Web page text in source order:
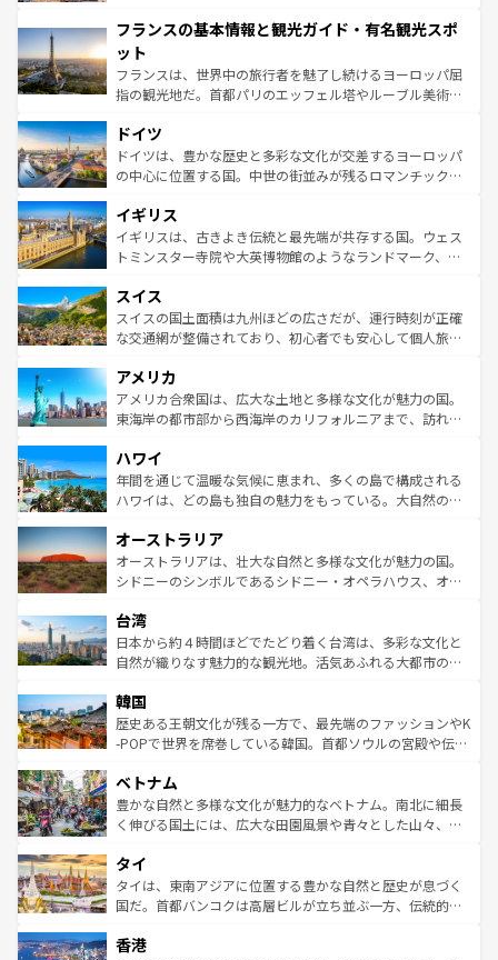
ませてくれるイタリアで、忘れられない旅をしてみよう！
なお、新着のイタリア情報は
しい。
文化が根付くこの国では、情熱的なフラメンコ、熱気あふ
れる闘牛、そして美味しいタパスが生活の一部となってい
る。首都マドリードの洗練された雰囲気や、バルセロナの
アートに溢れた街角から、地方では古代ローマ遺跡や中世
せる。地方によって風土や気候が異なるスペインはその個
性で訪れる人を魅了する。 なお、新着のスペイン情報は コ
ンテンツ一覧を参照してほしい。
フランスの基本情報と観光ガイド・有名観光スポ
ット
フランスは、世界中の旅行者を魅了し続けるヨーロッパ屈
指の観光地だ。首都パリのエッフェル塔やルーブル美術館
で、幅広い魅力が詰まっている。華麗な宮殿、歴史的な大
聖堂、美しいビーチ、そして豊かな自然が、訪れる者を心
から魅了する。また、フランスは美食の国としても知ら
いる。シャンパンの発祥地であるランス、プロヴァンスの
香り高いラベンダー畑など、多彩な楽しみ方が可能だ。さ
らに、パリ以外の地域にも魅力が溢れており、どの街角に
れる地方に足を運ぶとそれぞれで全く異なる文化を体験で
きるだろう。 なお、新着のフランス情報はコンテンツ一覧
を参照してほしい。
ドイツ
ドイツは、豊かな歴史と多彩な文化が交差するヨーロッパ
の中心に位置する国。中世の街並みが残るロマンチック街
顔を持つこの国は、どこを歩いても飽きることがない。ベ
ルリンの文化的活気、バイエルン州のアルプスの絶景、そ
してライン川沿いのワイン畑といった風景は必見。ビール
は、お酒好きな人にはぜひ体験してほしい。 なお、新着の
ドイツ情報はコンテンツ一覧を参照してほしい。
イギリス
イギリスは、古きよき伝統と最先端が共存する国。ウェス
トミンスター寺院や大英博物館のようなランドマーク、歴
リアごとに異なる魅力がある。また、優雅なアフタヌーン
ティー、ビール好きにはたまらない英国パブ、サッカー観
戦など、本場だからこそできる体験も豊富。イギリスを旅
ンツ一覧を参照してほしい。
スイス
スイスの国土面積は九州ほどの広さだが、運行時刻が正確
な交通網が整備されており、初心者でも安心して個人旅行
の建物がそのまま残る町や、スイスならではのユニークな
博物館もあり、アルプス観光だけでなく町歩きも満喫する
ことができる。国民の所得が高いため物価も高いが、旅行
ば市内交通費無料で観光を楽しむこともできる。 なお、新
着のスイス情報はコンテンツ一覧 を参照してほしい。
アメリカ
アメリカ合衆国は、広大な土地と多様な文化が魅力の国。
東海岸の都市部から西海岸のカリフォルニアまで、訪れる
のような巨大都市は、観光、ショッピング、エンターテイ
ンメントが詰まった刺激的なスポットだ。一方、アメリカ
西部には大自然が広がり、グランドキャニオンやイエロー
部のニューオーリンズでは、音楽と美食が融合した独特の
文化が魅力。旅行者はアメリカの各地域で異なる魅力を楽
しみながら、その多様性と豊かな歴史を感じることができ
ならではの贅沢な旅のスタイルだ。 なお、新着のアメリカ
情報はコンテンツ一覧を参照してほしい。
ハワイ
年間を通じて温暖な気候に恵まれ、多くの島で構成される
ハワイは、どの島も独自の魅力をもっている。大自然の神
ワイ島は見逃せない。また、定番の観光地といえばオアフ
島だが、静かな自然を求めるならマウイ島やカウアイ島が
おすすめ。エメラルドグリーンに輝く海をはじめ、豊かな
れるおもてなしの心で訪れる人々を迎えてくれるハワイの
人々、おいしいローカルフードやハワイアンミュージッ
ク、伝統的なフラダンスなど、すべてがハワイの魅力を彩
ワイを、存分に味わってほしい。 なお、新着のハワイ情報
はコンテンツ一覧を参照してほしい。
オーストラリア
オーストラリアは、壮大な自然と多様な文化が魅力の国。
シドニーのシンボルであるシドニー・オペラハウス、オー
リアリーフや大陸中央部にそびえるウルル（エアーズロッ
ク）、タスマニアの美しい原生林やケアンズの熱帯雨林な
ど、見どころがたくさん。また、カフェやワイン、オージ
いる。アクティビティも充実しており、サーフィンやダイ
ビング、ハイキングなど、アウトドア好きにはたまらな
い。オーストラリアの多彩な魅力を存分に味わいつくそ
参照してほしい。
台湾
日本から約４時間ほどでたどり着く台湾は、多彩な文化と
自然が織りなす魅力的な観光地。活気あふれる大都市の台
ン）、静ひつな山岳地帯である台湾東部など、都市の喧騒
と山間の静けさが共存しており、訪れる人に新しい発見と
驚きをもたらしてくれる。また、奥深い台湾の食文化も魅
容にもいいと評判のスイーツなど、バラエティ豊かな料理
が味わえる。 なお、新着の台湾情報は コンテンツ一覧を参
照してほしい。
韓国
歴史ある王朝文化が残る一方で、最先端のファッションやK
-POPで世界を席巻している韓国。首都ソウルの宮殿や伝統
き、地方に足を延ばせば四季折々の自然美を楽しむことが
できる。そして、キムチや焼肉、絶品のストリートフード
まで、さまざまな韓国料理が待っている。夜には、韓国な
リティに包まれながら、韓国の多彩な魅力を心ゆくまで味
わってみてほしい。 なお、新着の韓国情報はコンテンツ一
覧を参照してほしい。
ベトナム
豊かな自然と多様な文化が魅力的なベトナム。南北に細長
く伸びる国土には、広大な田園風景や青々とした山々、世
急速な発展と共に伝統が息づく。ハノイの古い町並みやホ
ーチミン市のフランス統治時代の建物も、独特の雰囲気を
醸し出している。また、バラエティの豊かさとおいしさで
とつ。フォーやバインミー、ベトナムコーヒーなどは、ぜ
タイ
タイは、東南アジアに位置する豊かな自然と歴史が息づく
国だ。首都バンコクは高層ビルが立ち並ぶ一方、伝統的な
の活気が交差している。北部ではチェンマイなどの山岳地
香港